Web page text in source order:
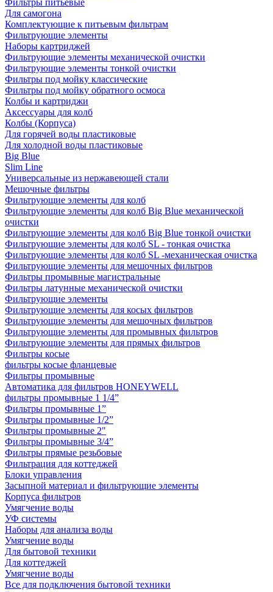
Для самогона
Комплектующие к питьевым фильтрам
Фильтрующие элементы
Наборы картриджей
Фильтрующие элементы механической очистки
Фильтрующие элементы тонкой очистки
Фильтры под мойку классические
Фильтры под мойку обратного осмоса
Колбы и картриджи
Аксессуары для колб
Колбы (Корпуса)
Для горячей воды пластиковые
Для холодной воды пластиковые
Big Blue
Slim Line
Универсальные из нержавеющей стали
Мешочные фильтры
Фильтрующие элементы для колб
Фильтрующие элементы для колб Big Blue механической
очистки
Фильтрующие элементы для колб Big Blue тонкой очистки
Фильтрующие элементы для колб SL - тонкая очистка
Фильтрующие элементы для колб SL -механическая очистка
Фильтрующие элементы для мешочных фильтров
Фильтры промывные магистральные
Фильтры латунные механической очистки
Фильтрующие элементы
Фильтрующие элементы для косых фильтров
Фильтрующие элементы для мешочных фильтров
Фильтрующие элементы для промывных фильтров
Фильтрующие элементы для прямых фильтров
Фильтры косые
фильтры косые фланцевые
Фильтры промывные
Автоматика для фильтров HONEYWELL
фильтры промывные 1 1/4”
Фильтры промывные 1”
Фильтры промывные 1/2”
Фильтры промывные 2"
Фильтры промывные 3/4”
Фильтры прямые резьбовые
Фильтрация для коттеджей
Блоки управления
Засыпной материал и фильтрующие элементы
Корпуса фильтров
Умягчение воды
УФ системы
Наборы для анализа воды
Умягчение воды
Для бытовой техники
Для коттеджей
Умягчение воды
Все для подключения бытовой техники